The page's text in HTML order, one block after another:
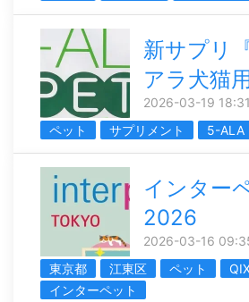
新サプリ
アラ犬猫用
2026-03-19
ペット
サプリメント 5-ALA
インター
2026
2026-03-16
東京都
江東区 ペット
インターペット